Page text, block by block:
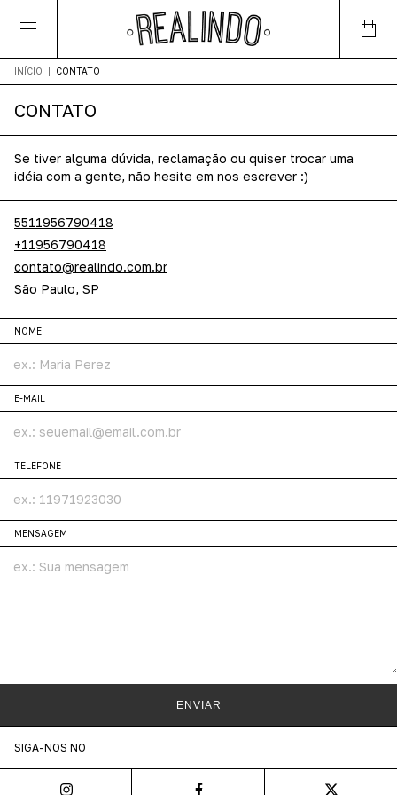
INÍCIO | CONTATO
CONTATO
Se tiver alguma dúvida, reclamação ou quiser trocar uma
idéia com a gente, não hesite em nos escrever :)
5511956790418
+11956790418
contato@realindo.com.br
São Paulo, SP
NOME
E-MAIL
TELEFONE
MENSAGEM
ENVIAR
SIGA-NOS NO